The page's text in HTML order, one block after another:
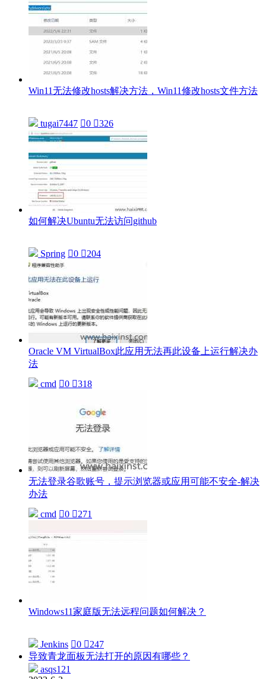
Win11无法修改hosts解决方法，Win11修改hosts文件方法
tugai7447 0 326
如何解决Ubuntu无法访问github
Spring 0 204
Oracle VM VirtualBox此应用无法再此设备上运行解决办
法
cmd 0 318
无法登录谷歌账号，提示浏览器或应用可能不安全-解决
办法
cmd 0 271
Windows11家庭版无法远程问题如何解决？
Jenkins 0 247
导致青龙面板无法打开的原因有哪些？
asqs121